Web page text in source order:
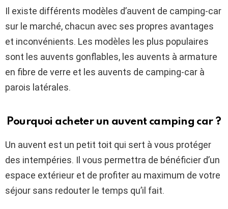
Il existe différents modèles d’auvent de camping-car
sur le marché, chacun avec ses propres avantages
et inconvénients. Les modèles les plus populaires
sont les auvents gonflables, les auvents à armature
en fibre de verre et les auvents de camping-car à
parois latérales.
Pourquoi acheter un auvent camping car ?
Un auvent est un petit toit qui sert à vous protéger
des intempéries. Il vous permettra de bénéficier d’un
espace extérieur et de profiter au maximum de votre
séjour sans redouter le temps qu’il fait.